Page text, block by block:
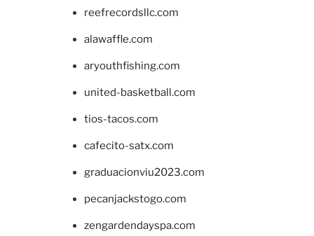
reefrecordsllc.com
alawaffle.com
aryouthfishing.com
united-basketball.com
tios-tacos.com
cafecito-satx.com
graduacionviu2023.com
pecanjackstogo.com
zengardendayspa.com